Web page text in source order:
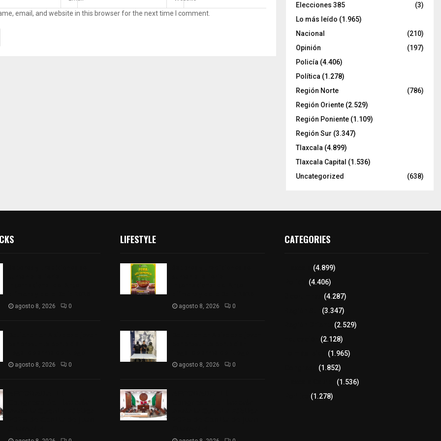
email, and website in this browser for the next time I comment.
Elecciones 385
(3)
Lo más leído (1.965)
Nacional
(210)
Opinión
(197)
Policía (4.406)
Política (1.278)
Región Norte
(786)
Región Oriente (2.529)
Región Poniente (1.109)
Región Sur (3.347)
Tlaxcala (4.899)
Tlaxcala Capital (1.536)
Uncategorized
(638)
agosto 8, 2026 0
agosto 8, 2026 0
LIFESTYLE
agosto 8, 2026 0
agosto 8, 2026 0
CATEGORIES
(4.899)
(4.406)
(4.287)
(3.347)
(2.529)
(2.128)
(1.965)
(1.852)
(1.536)
(1.278)